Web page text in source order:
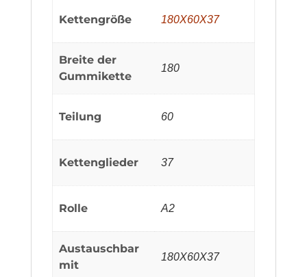
Kettengröße 180X60X37
Breite der
Gummikette
180
Teilung 60
Kettenglieder 37
Rolle A2
Austauschbar
mit
180X60X37